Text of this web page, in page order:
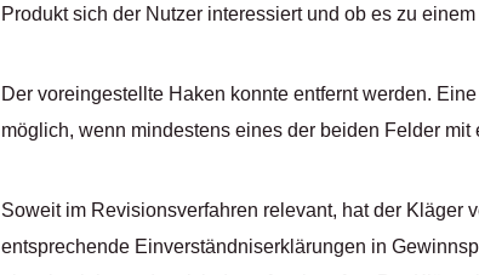
Produkt sich der Nutzer interessiert und ob es zu
Der voreingestellte Haken konnte entfernt werden.
möglich, wenn mindestens eines der beiden Felder mit
Soweit im Revisionsverfahren relevant, hat der Kläger
entsprechende Einverständniserklärungen in